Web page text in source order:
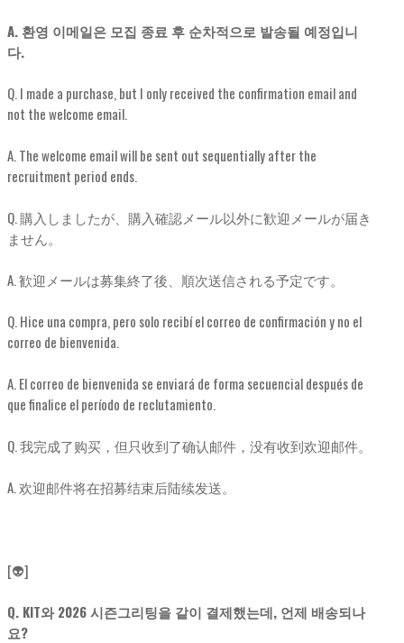
A. 환영 이메일은 모집 종료 후 순차적으로 발송될 예정입니
다.
Q. I made a purchase, but I only received the confirmation email and
not the welcome email.
A. The welcome email will be sent out sequentially after the
recruitment period ends.
Q. 購入しましたが、購入確認メール以外に歓迎メールが届き
ません。
A. 歓迎メールは募集終了後、順次送信される予定です。
Q. Hice una compra, pero solo recibí el correo de confirmación y no el
correo de bienvenida.
A. El correo de bienvenida se enviará de forma secuencial después de
que finalice el período de reclutamiento.
Q. 我完成了购买，但只收到了确认邮件，没有收到欢迎邮件。
A. 欢迎邮件将在招募结束后陆续发送。
[👽]
Q. KIT와 2026 시즌그리팅을 같이 결제했는데, 언제 배송되나
요?